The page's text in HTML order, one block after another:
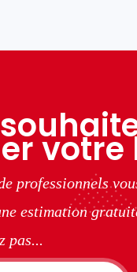
votre
professionnels
estimation
pas...